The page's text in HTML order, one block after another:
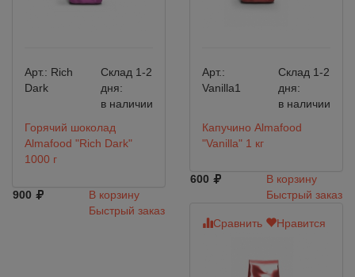
Арт.: Rich
Dark
Склад 1-2
дня:
в наличии
Горячий шоколад
Almafood "Rich Dark"
1000 г
900
В корзину
Быстрый заказ
Арт.:
Vanilla1
Склад 1-2
дня:
в наличии
Капучино Almafood
"Vanilla" 1 кг
600
В корзину
Быстрый заказ
Сравнить Нравится